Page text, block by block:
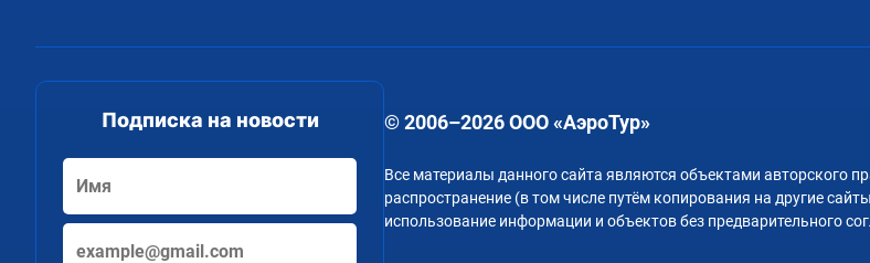
Подписка на новости © 2006–2026 ООО «АэроТур»
Все материалы данного сайта являются объектами авторского
распространение (в том числе путём копирования на другие
использование информации и объектов без предварительного